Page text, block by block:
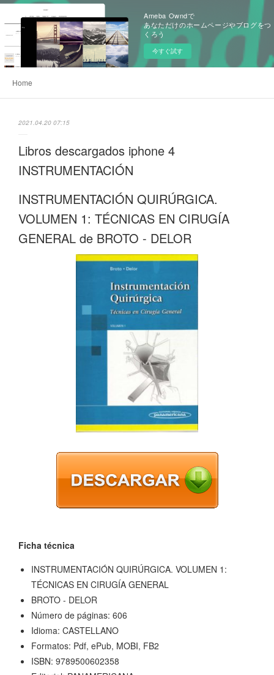
Ameba Owndで
あなただけのホームページやブログをつ
くろう
今すぐ試す
Home
2021.04.20 07:15
Libros descargados iphone 4
INSTRUMENTACIÓN
INSTRUMENTACIÓN QUIRÚRGICA.
VOLUMEN 1: TÉCNICAS EN CIRUGÍA
GENERAL de BROTO - DELOR
Ficha técnica
INSTRUMENTACIÓN QUIRÚRGICA. VOLUMEN 1:
TÉCNICAS EN CIRUGÍA GENERAL
BROTO - DELOR
Número de páginas: 606
Idioma: CASTELLANO
Formatos: Pdf, ePub, MOBI, FB2
ISBN: 9789500602358